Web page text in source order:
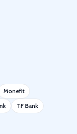
Monefit
TF Bank